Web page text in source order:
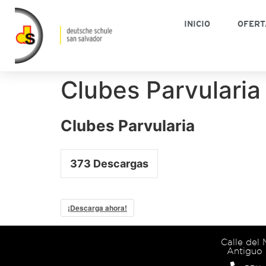
INICIO
Clubes Parvularia
Clubes Parvularia
373 Descargas
¡Descarga ahora!
Calle del
Antiguo